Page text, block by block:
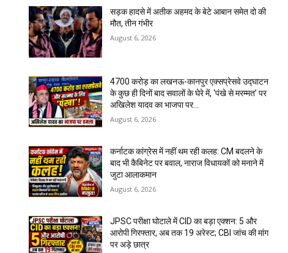
सड़क हादसे में अतीक अहमद के बेटे आबान समेत दो की
मौत, तीन गंभीर
August 6, 2026
₹4700 करोड़ का लखनऊ-कानपुर एक्सप्रेसवे उद्घाटन
के कुछ ही दिनों बाद सवालों के घेरे में, ‘पंखे से मरम्मत’ पर
अखिलेश यादव का भाजपा पर...
August 6, 2026
कर्नाटक कांग्रेस में नहीं थम रही कलह: CM बदलने के
बाद भी कैबिनेट पर बवाल, नाराज विधायकों को मनाने में
जुटा आलाकमान
August 6, 2026
JPSC परीक्षा घोटाले में CID का बड़ा एक्शन: 5 और
आरोपी गिरफ्तार, अब तक 19 अरेस्ट; CBI जांच की मांग
पर अड़े छात्र